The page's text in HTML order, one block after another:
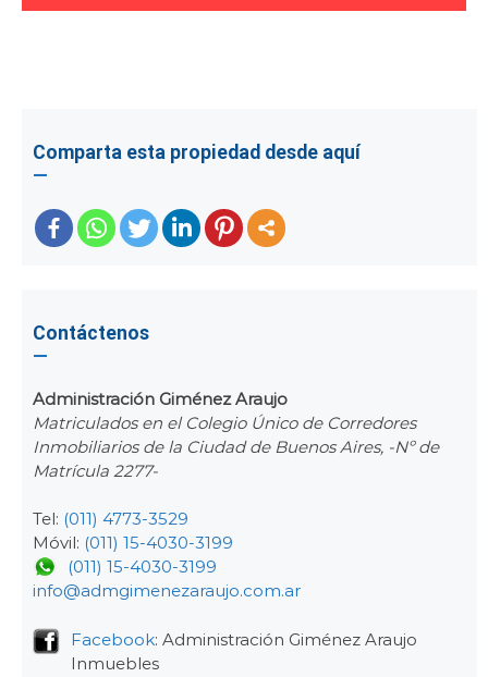
Comparta esta propiedad desde aquí
Contáctenos
Administración Giménez Araujo
Matriculados en el Colegio Único de Corredores
Inmobiliarios de la Ciudad de Buenos Aires, -Nº de
Matrícula 2277-
Tel: (011) 4773-3529
Móvil: (011) 15-4030-3199
(011) 15-4030-3199
info@admgimenezaraujo.com.ar
Facebook: Administración Giménez Araujo
Inmuebles